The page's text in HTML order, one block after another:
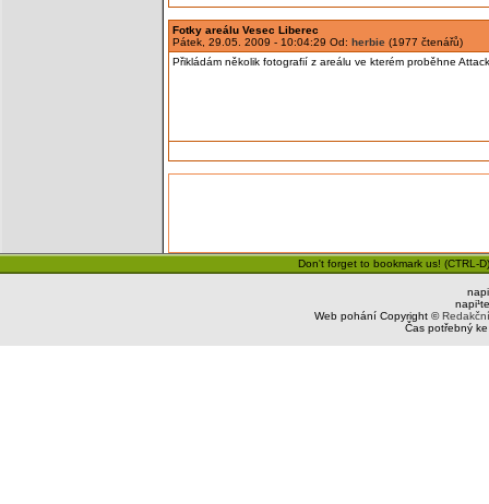
Fotky areálu Vesec Liberec
Pátek, 29.05. 2009 - 10:04:29 Od: herbie (1977 čtenářů)
Přikládám několik fotografií z areálu ve kterém proběhne
Don't forget to bookmark us! (CTRL-
Web pohání Copyright ©
Čas potřebný